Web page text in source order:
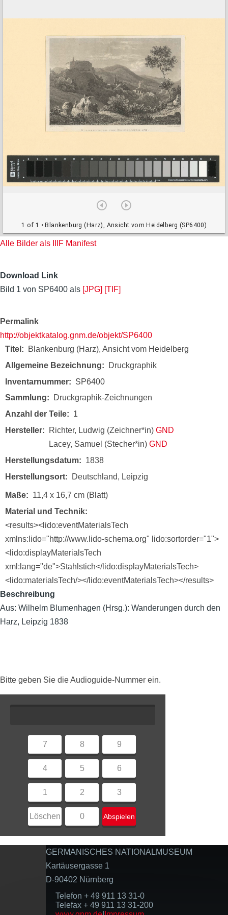
e
1 of 1 • Blankenburg (Harz), Ansicht vom Heidelberg (SP6400)
Alle Bilder als IIIF Manifest
Download Link
Bild 1 von SP6400 als [JPG] [TIF]
Permalink
http://objektkatalog.gnm.de/objekt/SP6400
Titel
Blankenburg (Harz), Ansicht vom Heidelberg
Allgemeine Bezeichnung
Druckgraphik
Inventarnummer
SP6400
Sammlung
Druckgraphik-Zeichnungen
Anzahl der Teile
1
Hersteller
Richter, Ludwig (Zeichner*in) GND
Lacey, Samuel (Stecher*in) GND
Herstellungsdatum
1838
Herstellungsort
Deutschland, Leipzig
Maße
11,4 x 16,7 cm (Blatt)
Material und Technik
<results><lido:eventMaterialsTech
xmlns:lido="http://www.lido-schema.org" lido:sortorder="1">
<lido:displayMaterialsTech
xml:lang="de">Stahlstich</lido:displayMaterialsTech>
<lido:materialsTech/></lido:eventMaterialsTech></results>
Beschreibung
Aus: Wilhelm Blumenhagen (Hrsg.): Wanderungen durch den
Harz, Leipzig 1838
Bitte geben Sie die Audioguide-Nummer ein.
7 8 9
4 5 6
1 2 3
Löschen 0 Abspielen
GERMANISCHES NATIONALMUSEUM
Kartäusergasse 1
D-90402 Nürnberg
Telefon + 49 911 13 31-0
Telefax + 49 911 13 31-200